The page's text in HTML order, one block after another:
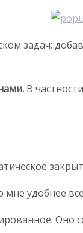
задач:
В
удобнее
Оно